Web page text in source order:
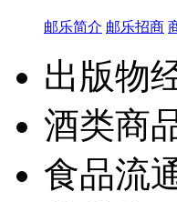
邮乐简介 邮乐招商
出版物
酒类商
食品流